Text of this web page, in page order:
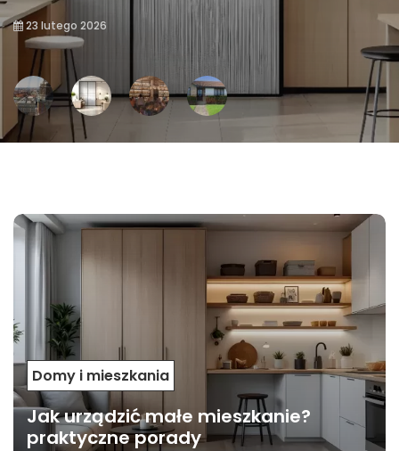
23 lutego 2026
Domy i mieszkania
Jak urządzić małe mieszkanie?
praktyczne porady